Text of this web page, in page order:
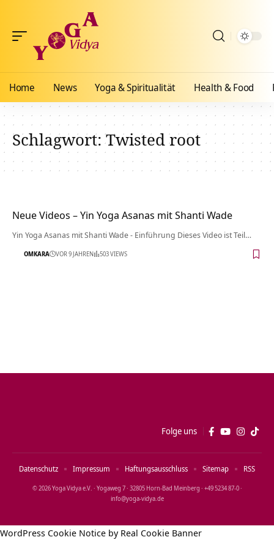
Home News Yoga & Spiritualität Health & Food
Schlagwort:Twisted root
Neue Videos – Yin Yoga Asanas mit Shanti Wade
Yin Yoga Asanas mit Shanti Wade - Einführung Dieses Video ist Teil…
OMKARA VOR 9 JAHREN 503 VIEWS
Folge uns
© 2026 Yoga Vidya e.V. · Yogaweg 7 · 32805 Horn‑Bad Meinberg · +49 5234 87‑0 ·
info@yoga‑vidya.de
Datenschutz Impressum Haftungsausschluss Sitemap RSS
WordPress Cookie Notice by Real Cookie Banner